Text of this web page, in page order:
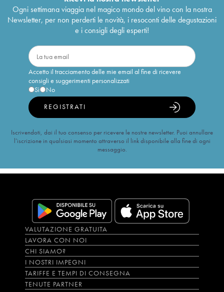
Ogni settimana viaggia nel magico mondo del vino con la nostra
Newsletter, per non perderti le novità, i resoconti delle degustazioni
e i consigli degli esperti!
Accetto il tracciamento delle mie email al fine di ricevere
consigli e suggerimenti personalizzati
Sì
No
REGISTRATI
Iscrivendoti, dai il tuo consenso per ricevere le nostre newsletter. Puoi annullare
l’iscrizione in qualsiasi momento attraverso il link disponibile alla fine di ogni
messaggio.
VALUTAZIONE GRATUITA
LAVORA CON NOI
CHI SIAMO?
I NOSTRI IMPEGNI
TARIFFE E TEMPI DI CONSEGNA
TENUTE PARTNER